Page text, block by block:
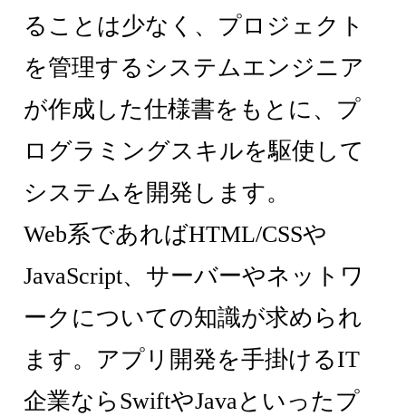
ることは少なく、プロジェクト
を管理するシステムエンジニア
が作成した仕様書をもとに、プ
ログラミングスキルを駆使して
システムを開発します。
Web系であればHTML/CSSや
JavaScript、サーバーやネットワ
ークについての知識が求められ
ます。アプリ開発を手掛けるIT
企業ならSwiftやJavaといったプ